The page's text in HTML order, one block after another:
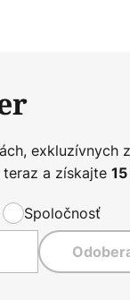
exkluzívnych
a získajte 15
Spoločnosť